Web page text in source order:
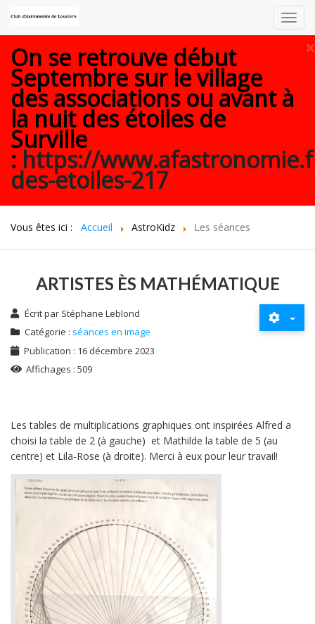
×
On se retrouve début
Septembre sur le village
des associations ou avant à
la nuit des étoiles de
Surville
: https://
des-etoiles-217
Vous êtes ici : Accueil AstroKidz Les séances
ARTISTES ÈS MATHÉMATIQUE
Écrit par Stéphane Leblond
Catégorie : séances en image
Publication : 16 décembre 2023
Affichages : 509
Les tables de multiplications graphiques ont inspirées Alfred a
choisi la table de 2 (à gauche) et Mathilde la table de 5 (au
centre) et Lila-Rose (à droite). Merci à eux pour leur travail!